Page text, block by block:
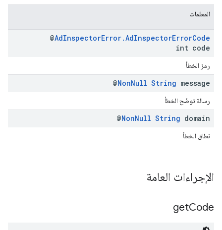
المعلمات
@AdInspectorError.AdInspectorErrorCode
int code
رمز الخطأ
@NonNull String message
رسالة توضّح الخطأ
@NonNull String domain
نطاق الخطأ
الإجراءات العامة
getCode